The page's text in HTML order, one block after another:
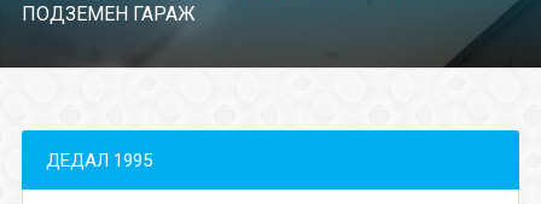
ПОДЗЕМЕН ГАРАЖ
ДЕДАЛ 1995